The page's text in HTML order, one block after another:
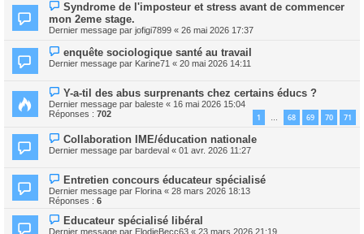
Syndrome de l'imposteur et stress avant de commencer
mon 2eme stage.
Dernier message par jofigi7899 « 26 mai 2026 17:37
enquête sociologique santé au travail
Dernier message par Karine71 « 20 mai 2026 14:11
Y-a-til des abus surprenants chez certains éducs ?
Dernier message par baleste « 16 mai 2026 15:04
Réponses : 702 1 … 68 69 70 71
Collaboration IME/éducation nationale
Dernier message par bardeval « 01 avr. 2026 11:27
Entretien concours éducateur spécialisé
Dernier message par Florina « 28 mars 2026 18:13
Réponses : 6
Educateur spécialisé libéral
Dernier message par ElodieBecc63 « 23 mars 2026 21:19